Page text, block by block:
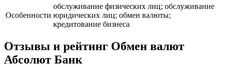
Особенности
обслуживание физических лиц; обслуживание
юридических лиц; обмен валюты;
кредитование бизнеса
Отзывы и рейтинг Обмен валют
Абсолют Банк